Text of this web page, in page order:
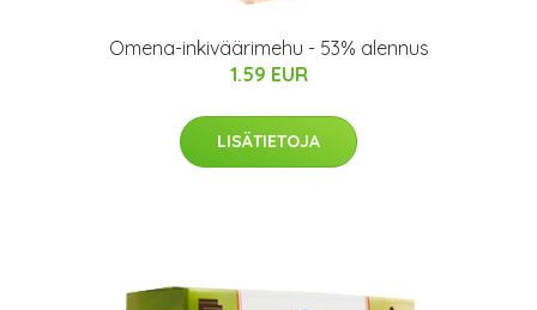
Omena-inkiväärimehu - 53% alennus
1.59 EUR
LISÄTIETOJA